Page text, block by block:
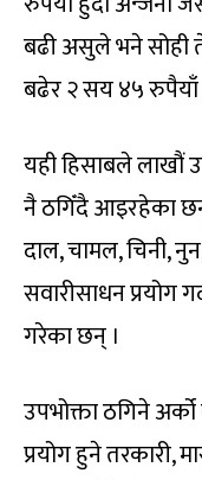
बढी असुले भने सोही
बढेर २ सय ४५ रुपैयाँ
यही हिसाबले लाखौं
नै ठगिँदै आइरहेका
दाल, चामल, चिनी,
सवारीसाधन प्रयोग
गरेका छन् ।
उपभोक्ता ठगिने
प्रयोग हुने तरकारी,